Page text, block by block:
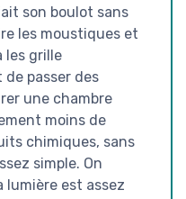
son boulot sans
les moustiques et
les grille
passer des
une chambre
moins de
chimiques, sans
simple. On
lumière est assez